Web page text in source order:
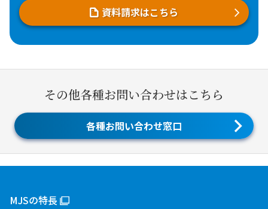
資料請求はこちら
その他各種お問い合わせはこちら
各種お問い合わせ窓口
MJSの特長